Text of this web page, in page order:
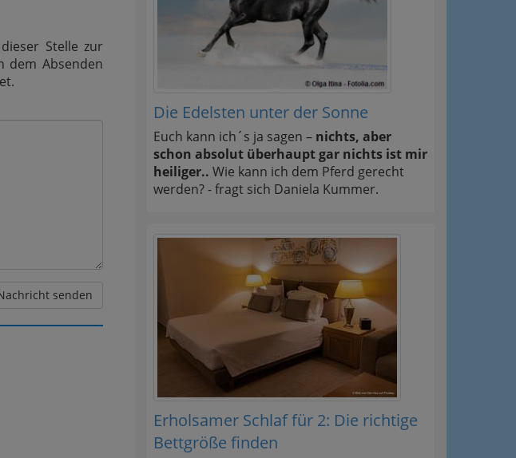
Stelle zur
dem Absenden
senden
Die Edelsten unter der Sonne
Euch kann ich´s ja sagen – nichts, aber
schon absolut überhaupt gar nichts ist mir
heiliger.. Wie kann ich dem Pferd gerecht
werden? - fragt sich Daniela Kummer.
Erholsamer Schlaf für 2: Die richtige
Bettgröße finden